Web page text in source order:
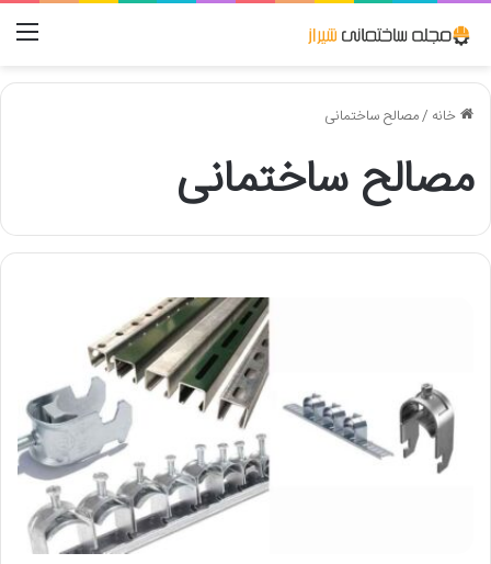
خانه /مصالح ساختمانی
مصالح ساختمانی